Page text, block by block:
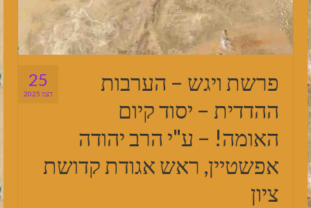
25
דצמ 2025
פרשת ויגש – הערבות
ההדדית – יסוד קיום
האומה! – ע"י הרב יהודה
אפשטיין, ראש אגודת קדושת
ציון